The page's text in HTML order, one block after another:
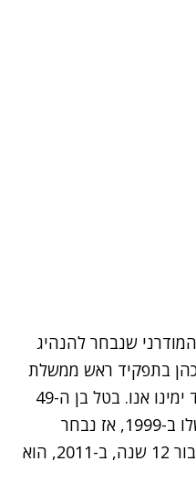
שנבחר להנהיג
בתפקיד ראש ממשלת
לוקסמבורג מאז שנת 2013 ועד ימינו אנו. בטל בן ה-49
החל את הקריירה הפוליטית שלו ב-1999, אז נבחר
למועצת העיר לוקסמבורג, וכעבור 12 שנה, ב-2011, הוא